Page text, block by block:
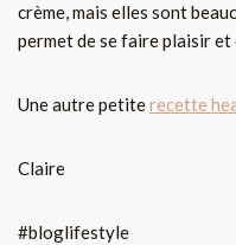
crème, mais elles sont
permet de se faire plaisir
Une autre petiterecette
Claire
#bloglifestyle